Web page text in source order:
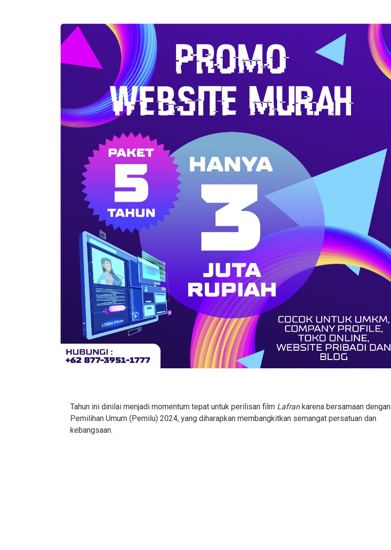
Tahun ini dinilai menjadi momentum tepat untuk perilisan film Lafrankarena bersamaan dengan
Pemilihan Umum (Pemilu) 2024, yang diharapkan membangkitkan semangat persatuan dan
kebangsaan.